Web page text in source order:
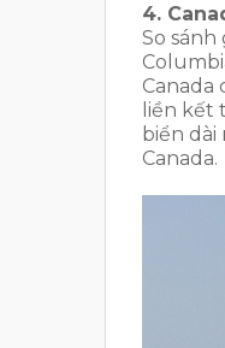
4.
So
Canada
liền kết
biển
Canada.